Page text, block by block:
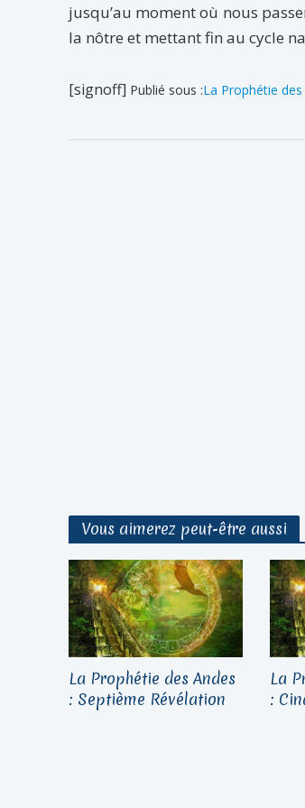
jusqu’au moment où nous
la nôtre et mettant fin au cycle
[signoff] Publié sous :La Prophétie des
Vous aimerez peut-être aussi
La Prophétie des Andes
: Septième Révélation
La
: